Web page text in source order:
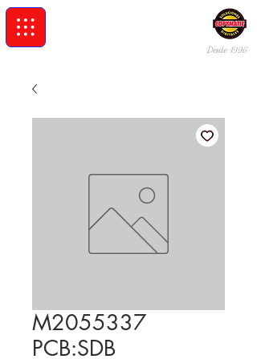
Desde 1996
M2055337
PCB:SDB